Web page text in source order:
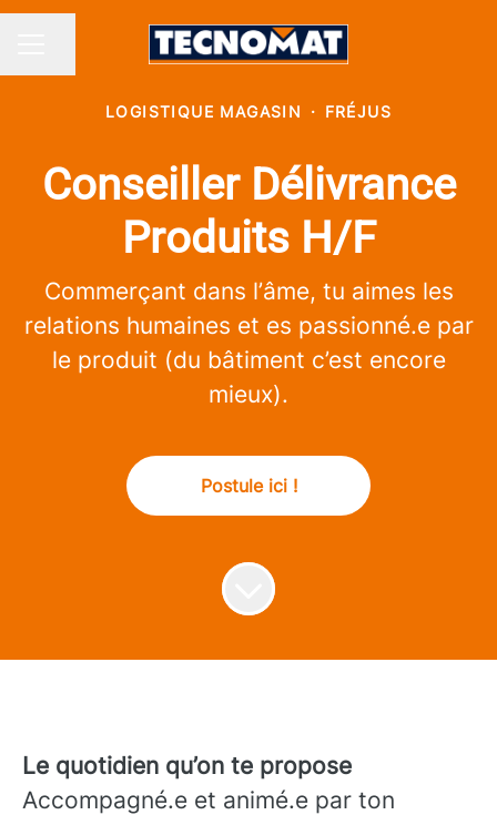
MENU CARRIÈRE
Partager la page
LOGISTIQUE MAGASIN · FRÉJUS
Conseiller Délivrance
Produits H/F
Commerçant dans l’âme, tu aimes les
relations humaines et es passionné.e par
le produit (du bâtiment c’est encore
mieux).
Postule ici !
Le quotidien qu’on te propose
Accompagné.e et animé.e par ton